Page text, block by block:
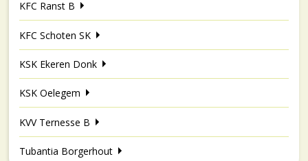
KFC Ranst B
KFC Schoten SK
KSK Ekeren Donk
KSK Oelegem
KVV Ternesse B
Tubantia Borgerhout